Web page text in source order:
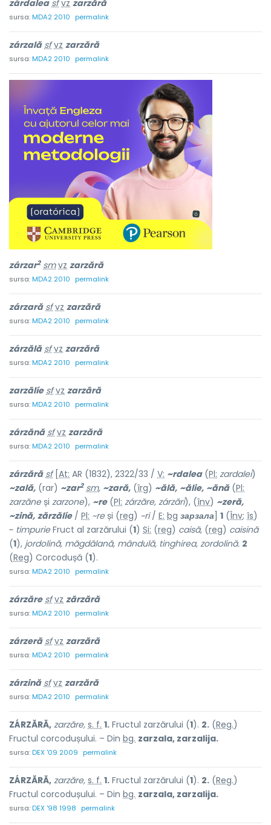
zárdalea sf vz zarzără
sursa:MDA2 2010 permalink
zárzală sf vz zarzără
sursa:MDA2 2010 permalink
zárzar2 sm vz zarzără
sursa:MDA2 2010 permalink
zárzară sf vz zarzără
sursa:MDA2 2010 permalink
zárzălă sf vz zarzără
sursa:MDA2 2010 permalink
zarzălíe sf vz zarzără
sursa:MDA2 2010 permalink
zárzănă sf vz zarzără
sursa:MDA2 2010 permalink
zárzără sf[ At: AR (1832), 2322/33 / V: ~rdalea(Pl: zardalei)
~zală, (rar) ~zar2 sm, ~zară, (îrg) ~ălă, ~ălie, ~ănă(Pl:
zarzăneși zarzone), ~re(Pl: zárzăre, zárzări), (înv) ~zeră,
~zină, zărzălíe/ Pl: ~reși (reg) ~ri/ E: bg зарзала 1 (Înv; îs)
~ timpurieFruct al zarzărului (1) Si: (reg) caisă, (reg) caisină
(1), jordolină, măgdălană, mândulă, tinghirea, zordolină. 2
(Reg) Corcodușă (1).
sursa:MDA2 2010 permalink
zárzăre sf vz zărzără
sursa:MDA2 2010 permalink
zárzeră sf vz zarzără
sursa:MDA2 2010 permalink
zárzină sf vz zarzără
sursa:MDA2 2010 permalink
ZÁRZĂRĂ, zarzăre, s. f. 1. Fructul zarzărului (1). 2. (Reg.)
Fructul corcodușului. – Din bg. zarzala, zarzalija.
sursa:DEX '09 2009 permalink
ZÁRZĂRĂ, zarzăre, s. f. 1. Fructul zarzărului (1). 2. (Reg.)
Fructul corcodușului. – Din bg. zarzala, zarzalija.
sursa:DEX '98 1998 permalink